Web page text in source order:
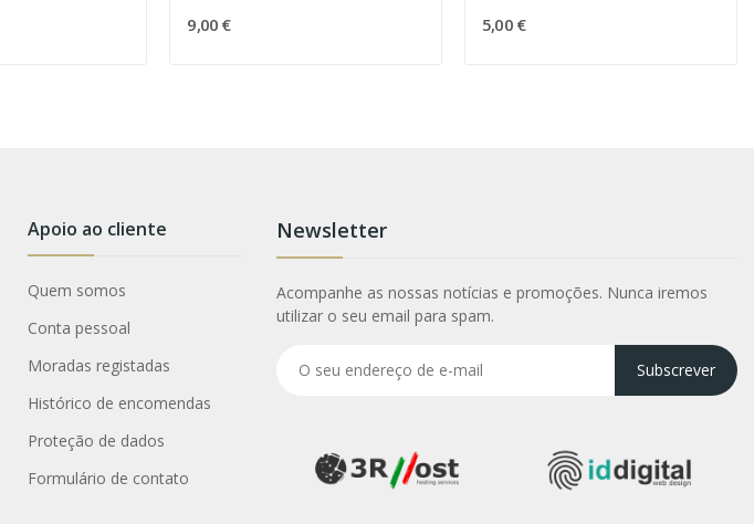
9,00 € 5,00 €
Apoio ao cliente
Quem somos
Conta pessoal
Moradas registadas
Histórico de encomendas
Proteção de dados
Formulário de contato
Newsletter
Acompanhe as nossas notícias e promoções. Nunca iremos
utilizar o seu email para spam.
Subscrever